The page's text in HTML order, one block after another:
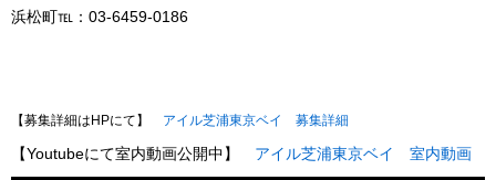
浜松町℡：03-6459-0186
【募集詳細はHPにて】 アイル芝浦東京ベイ 募集詳細
【Youtubeにて室内動画公開中】 アイル芝浦東京ベイ 室内動画